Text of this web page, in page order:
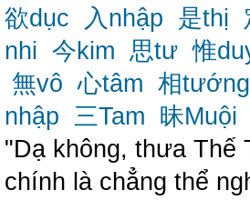
欲dục
入nhập 是thị
nhi 今kim 思tư 惟
無vô 心tâm 相tướng
nhập 三Tam 昧Muội
"Dạ không, thưa Thế
chính là chẳng thể